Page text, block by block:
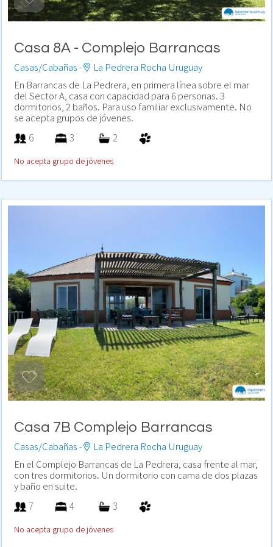
Casa 8A - Complejo Barrancas
Casas/Cabañas -
La Pedrera Rocha Uruguay
En Barrancas de La Pedrera, en primera línea sobre el mar
del Sector A, casa con capacidad para 6 personas. 3
dormitorios, 2 baños. Para uso familiar exclusivamente. No
se acepta grupos de jóvenes.
6 3 2
No acepta grupo de jóvenes
Casa 7B Complejo Barrancas
Casas/Cabañas -
La Pedrera Rocha Uruguay
En el Complejo Barrancas de La Pedrera, casa frente al mar,
con tres dormitorios. Un dormitorio con cama de dos plazas
y baño en suite.
7 4 3
No acepta grupo de jóvenes